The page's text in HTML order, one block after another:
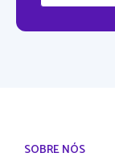
SOBRE NÓS